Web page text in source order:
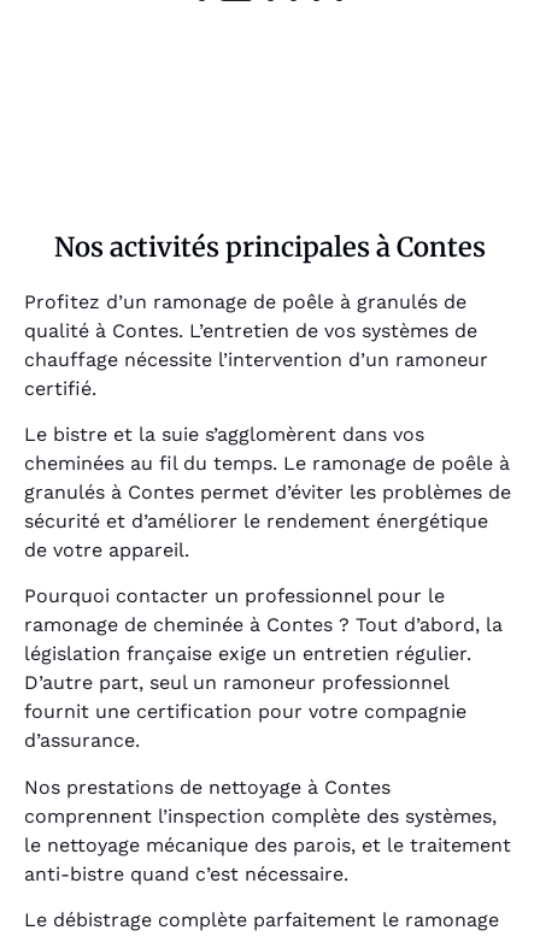
Nos activités principales à Contes
Profitez d’un ramonage de poêle à granulés de
qualité à Contes. L’entretien de vos systèmes de
chauffage nécessite l’intervention d’un ramoneur
certifié.
Le bistre et la suie s’agglomèrent dans vos
cheminées au fil du temps. Le ramonage de poêle à
granulés à Contes permet d’éviter les problèmes de
sécurité et d’améliorer le rendement énergétique
de votre appareil.
Pourquoi contacter un professionnel pour le
ramonage de cheminée à Contes ? Tout d’abord, la
législation française exige un entretien régulier.
D’autre part, seul un ramoneur professionnel
fournit une certification pour votre compagnie
d’assurance.
Nos prestations de nettoyage à Contes
comprennent l’inspection complète des systèmes,
le nettoyage mécanique des parois, et le traitement
anti-bistre quand c’est nécessaire.
Le débistrage complète parfaitement le ramonage